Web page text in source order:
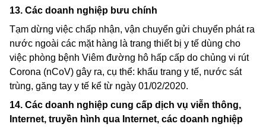
13. Các doanh nghiệp bưu chính
Tạm dừng việc chấp nhận, vận chuyển gửi chuyển phát ra
nước ngoài các mặt hàng là trang thiết bị y tế dùng cho
việc phòng bệnh Viêm đường hô hấp cấp do chủng vi rút
Corona (nCoV) gây ra, cụ thể: khẩu trang y tế, nước sát
trùng, găng tay y tế kể từ ngày 01/02/2020.
14. Các doanh nghiệp cung cấp dịch vụ viễn thông,
Internet, truyền hình qua Internet, các doanh nghiệp